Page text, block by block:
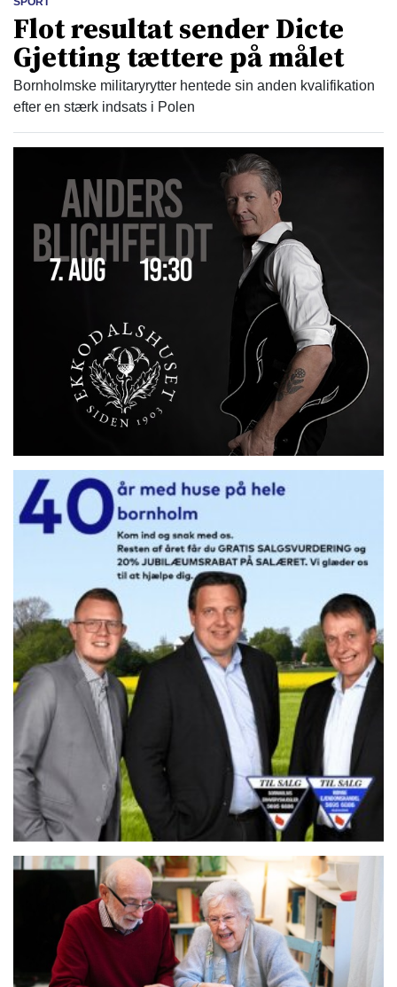
Flot resultat sender Dicte
Gjetting tættere på målet
Bornholmske militaryrytter hentede sin anden kvalifikation
efter en stærk indsats i Polen